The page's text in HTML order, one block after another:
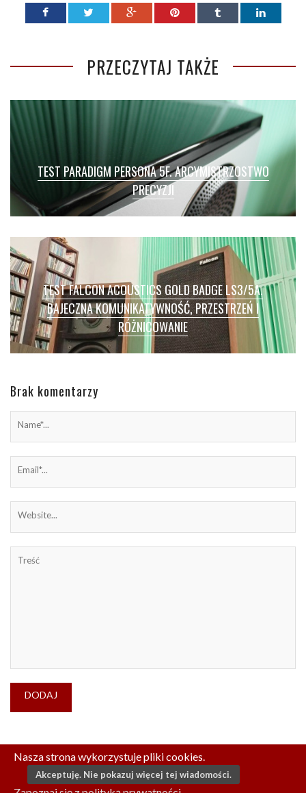
PRZECZYTAJ TAKŻE
TEST PARADIGM PERSONA 5F. ARCYMISTRZOSTWO
PRECYZJI
TEST FALCON ACOUSTICS GOLD BADGE LS3/5A.
BAJECZNA KOMUNIKATYWNOŚĆ, PRZESTRZEŃ I
RÓŻNICOWANIE
Brak komentarzy
© COPYRIGHT WSTEREO.PL. ALL RIGHTS RESERVED.
Nasza strona wykorzystuje pliki cookies.
Akceptuję. Nie pokazuj więcej tej wiadomości.